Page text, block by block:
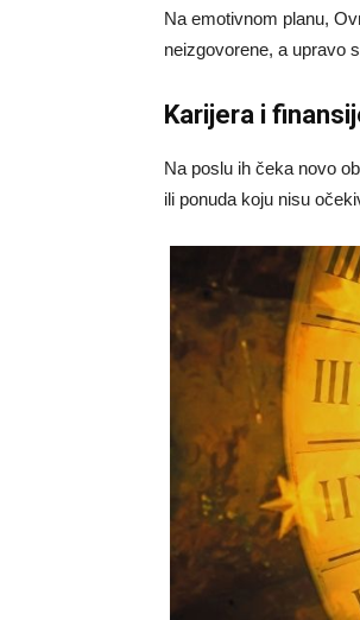
Na emotivnom planu,
neizgovorene, a upravo
Karijera i
Na poslu ih čeka novo
ili ponuda koju nisu